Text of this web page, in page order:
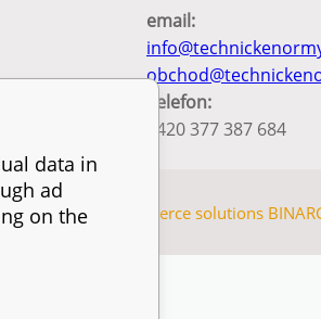
email:
Telefon:
+420 377 387 684
SITEMAP Ecommerce solutions
data in
ad
on the